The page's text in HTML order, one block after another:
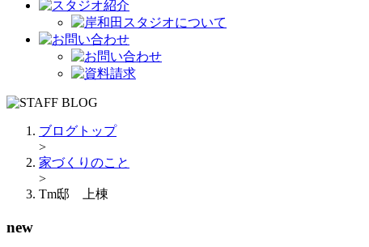
ブログトップ
>
家づくりのこと
>
Tm邸 上棟
new